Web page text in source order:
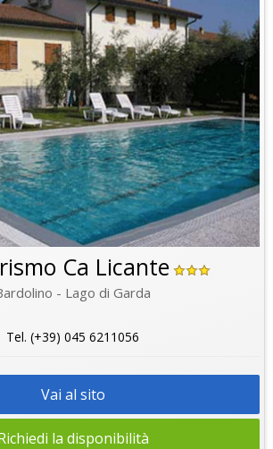
Ca Licante
- Lago di Garda
Tel. (+39) 045 6211056
Vai al sito
la disponibilità